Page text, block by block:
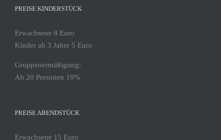
PREISE KINDERSTÜCK
Erwachsene 8 Euro
Kinder ab 3 Jahre 5 Euro
Gruppenermäßigung:
Ab 20 Personen 10%
PREISE ABENDSTÜCK
Erwachsene 15 Euro